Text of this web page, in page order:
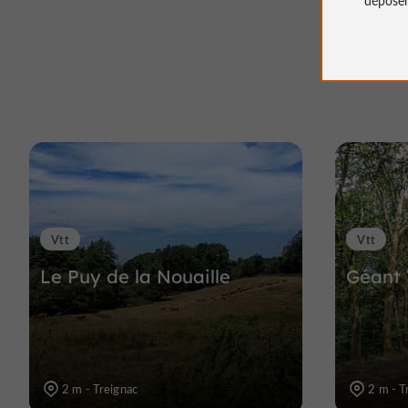
Le Puy de la Nouaille
Vtt
2 m - Treignac
Géant
Vtt
2 m -